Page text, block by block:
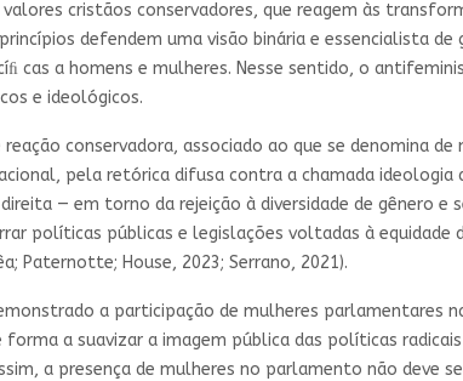
cristãos conservadores, que reagem às
defendem uma visão binária e essencialista de
cas a homens e mulheres. Nesse sentido, o
e ideológicos.
conservadora, associado ao que se denomina de
pela retórica difusa contra a chamada ideologia
— em torno da rejeição à diversidade de gênero e
políticas públicas e legislações voltadas à equidade
Paternotte; House, 2023; Serrano, 2021).
a participação de mulheres parlamentares
a suavizar a imagem pública das políticas radicais
a presença de mulheres no parlamento não deve